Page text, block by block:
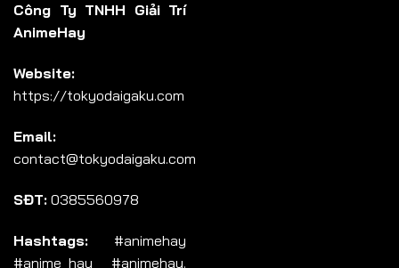
Công Ty TNHH Giải Trí
AnimeHay
Website:
https://tokyodaigaku.com
Email:
contact@tokyodaigaku.com
SĐT: 0385560978
Hashtags: #animehay
#anime_hay #animehay.